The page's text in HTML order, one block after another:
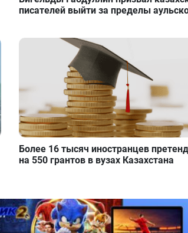
писателей выйти за пределы
Более 16 тысяч иностранцев
на 550 грантов в вузах Казахстана